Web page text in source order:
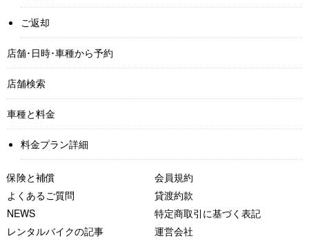
ご返却
店舗･日時･車種から予約
店舗検索
車種と料金
料金プラン詳細
保険と補償
よくあるご質問
NEWS
レンタルバイクの記事
会員規約
貸渡約款
特定商取引に基づく表記
運営会社